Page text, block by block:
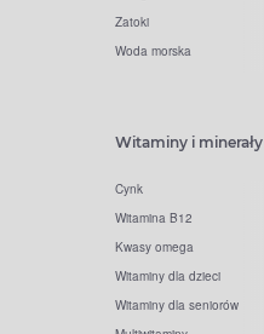
Zatoki
Woda morska
Witaminy i minerały
Cynk
Witamina B12
Kwasy omega
Witaminy dla dzieci
Witaminy dla seniorów